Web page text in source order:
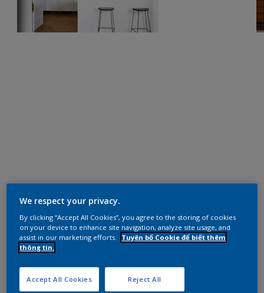
We respect your privacy.
By clicking “Accept All Cookies”, you agree to the storing of cookies
on your device to enhance site navigation, analyze site usage, and
assist in our marketing efforts.
Tuyên bố Cookie để biết thêm
thông tin.
Reject All
Accept All Cookies